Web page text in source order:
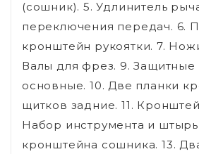
(сошник). 5. Удлинитель
переключения передач. 6.
кронштейн рукоятки. 7.
Валы для фрез. 9. Защитные
основные. 10. Две планки
щитков задние. 11.
Набор инструмента и
кронштейна сошника. 13.